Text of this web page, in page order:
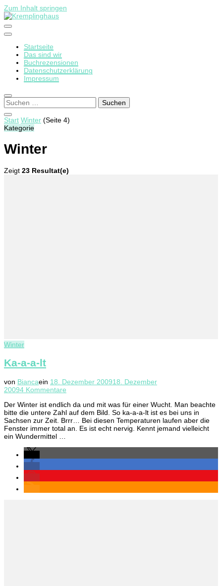
Zum Inhalt springen
Kremplinghaus
Startseite
Das sind wir
Buchrezensionen
Datenschutzerklärung
Impressum
Suchen
nach:
Start Winter (Seite 4)
Kategorie
Winter
Zeigt 23 Resultat(e)
Winter
Ka-a-a-lt
von Biancaein 18. Dezember 200918. Dezember
20094 Kommentare
a-
a-
lt
Der Winter ist endlich da und mit was für einer Wucht. Man beachte
bitte die untere Zahl auf dem Bild. So ka-a-a-lt ist es bei uns in
Sachsen zur Zeit. Brrr… Bei diesen Temperaturen laufen aber die
Fenster immer total an. Es ist echt nervig. Kennt jemand vielleicht
ein Wundermittel …